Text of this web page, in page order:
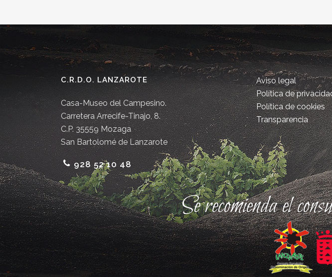
C.R.D.O. LANZAROTE
Casa-Museo del Campesino.
Carretera Arrecife-Tinajo, 8.
C.P. 35559 Mozaga
San Bartolomé de Lanzarote
928 52 10 48
Aviso legal
Política de
Política de cookies
Transparencia
Se recomienda el